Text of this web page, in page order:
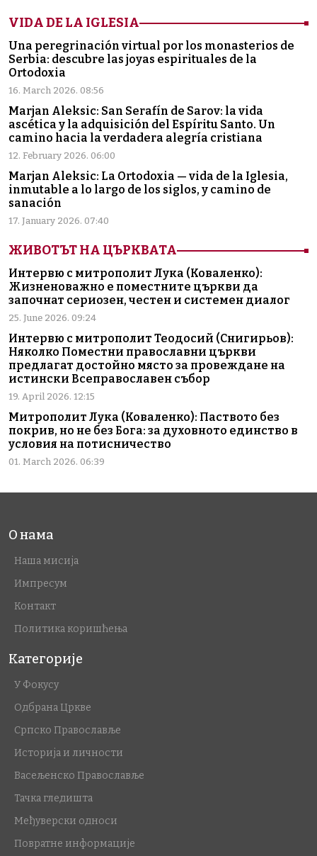
VIDA DE LA IGLESIA
Una peregrinación virtual por los monasterios de
Serbia: descubre las joyas espirituales de la
Ortodoxia
16. March 2026. 08:56
Marjan Aleksic: San Serafín de Sarov: la vida
ascética y la adquisición del Espíritu Santo. Un
camino hacia la verdadera alegría cristiana
12. February 2026. 06:00
Marjan Aleksic: La Ortodoxia — vida de la Iglesia,
inmutable a lo largo de los siglos, y camino de
sanación
17. January 2026. 07:40
ЖИВОТЪТ НА ЦЪРКВАТА
Интервю с митрополит Лука (Коваленко):
Жизненоважно е поместните църкви да
започнат сериозен, честен и системен диалог
25. June 2026. 09:24
Интервю с митрополит Теодосий (Снигирьов):
Няколко Поместни православни църкви
предлагат достойно място за провеждане на
истински Всеправославен събор
19. April 2026. 12:15
Митрополит Лука (Коваленко): Паството без
покрив, но не без Бога: за духовното единство в
условия на потисничество
01. March 2026. 06:39
О нама
Наша мисија
Импресум
Контакт
Политика коришћења
Категорије
У Фокусу
Одбрана Цркве
Српско Православље
Историја и личности
Васељенско Православље
Тачка гледишта
Међуверски односи
Повратне информације